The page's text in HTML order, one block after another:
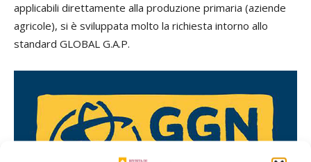
applicabili direttamente alla produzione primaria (aziende
agricole), si è sviluppata molto la richiesta intorno allo
standard GLOBAL G.A.P.